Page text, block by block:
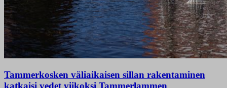
Tammerkosken väliaikaisen sillan rakentaminen
katkaisi vedet viikoksi Tammerlammen